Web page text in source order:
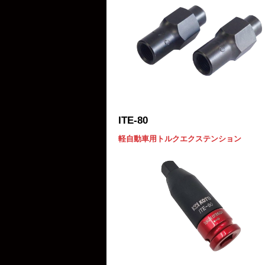
ITE-80
軽自動車用トルクエクステンション